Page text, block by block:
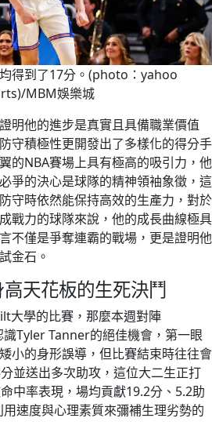
得到了17分。(photo：yahoo
MBM娛樂城
明他的進步是真實且具備職業價值
守積極性更開發出了多樣化的得分手
的NBA賽場上具有極高的吸引力，他
爭的決心是球隊的精神領袖象徵，這
守時依然能保持高效的生產力，對於
戰力的球隊來說，他的成長曲線極具
不僅是爭奪連霸的戰場，更是證明他
金石。
天花板的生死決鬥
大學的比賽，那麼本週對陣
Tyler Tanner的絕佳機會，第一眼
小的身形誤導，但比賽結束時往往會
並送出多次助攻，這位大二生正打
中率表現，場均貢獻19.2分、5.2助
速度與心理素質來彌補生理劣勢的